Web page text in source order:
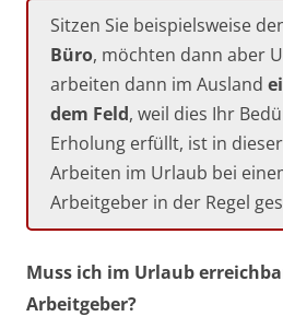
Sitzen Sie beispielsweise
Büro, möchten dann aber
arbeiten dann im Ausland
dem Feld, weil dies Ihr
Erholung erfüllt, ist in
Arbeiten im Urlaub bei
Arbeitgeber in der Regel
Muss ich im Urlaub
Arbeitgeber?